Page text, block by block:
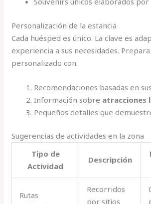
Personalización de la estancia
Cada huésped es único. La clave es
experiencia a sus necesidades. Prepara
personalizado con:
Recomendaciones basadas en
Información sobre atracciones
Pequeños detalles que
Sugerencias de actividades en la zona
Tipo de
Actividad
Descripción
Rutas
Recorridos
por sitios